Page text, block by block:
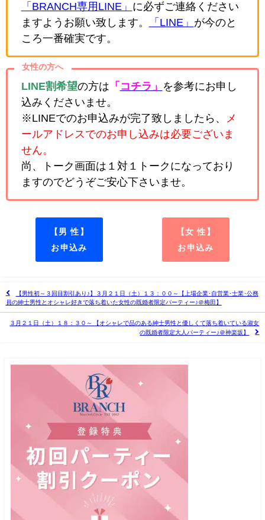
「BRANCH専用LINE」 に必ずご連絡ください
ますようお願い致します。
「LINE」 が今のと
ころ一番確実です。
女性の方へ
LINE割希望の方は 「 コチラ」
を参考にお申し
込みくださいませ。
※LINEでのお申込みが完了致しましたら、
メ
ールアドレスでのお申し込みは必要ございま
せん。
尚、トーク画面は１対１トークになっており
ますのでどうぞご安心下さいませ。
【男 性】
お申込み
【女 性】
お申込み
【男性初～３回目割引あり♪】３月２１日（土）１３：００～【上場企業･自営業･士業･公務
員の紳士男性とオシャレ好きで落ち着いた女性の既婚者限定パーティー♪＠梅田】
３月２１日（土）１８：３０～ 【オシャレで品のある紳士男性と優しくて落ち着いている淑女
の既婚者限定大人パーティー♪＠神楽坂】